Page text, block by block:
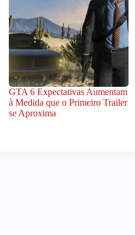
GTA 6 Expectativas Aumentam
à Medida que o Primeiro Trailer
se Aproxima